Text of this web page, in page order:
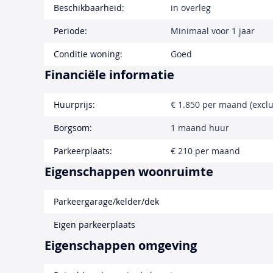
Beschikbaarheid:
in overleg
Periode:
Minimaal voor 1 jaar
Conditie woning:
Goed
Financiële informatie
Huurprijs:
€ 1.850 per maand
Borgsom:
1 maand huur
Parkeerplaats:
€ 210 per maand
Eigenschappen woonruimte
Parkeergarage/kelder/dek
Eigen parkeerplaats
Eigenschappen omgeving